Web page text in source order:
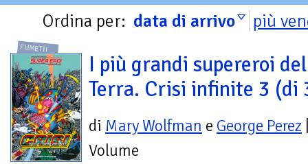
Ordina per: data di arrivo più
FUMETTI
I più grandi supereroi
Terra. Crisi infinite 3 (di
di Mary Wolfman e George Perez
Volume